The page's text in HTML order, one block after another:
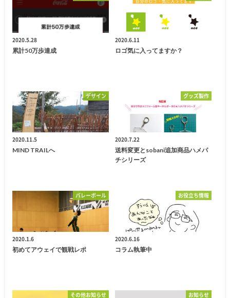
2020.5.28
累計50万歩達成
2020.6.11
ロゴ気に入ってますか？
デザイン
2020.11.5
MIND TRAILへ
グッズ製作
2020.7.22
送料変更とsobani追加商品ハメパ
チシリーズ
バレーボール
2020.1.6
初めてアウェイで観戦レポ
お役立ち情報
2020.6.16
コラム執筆中
その他お知らせ お知らせ